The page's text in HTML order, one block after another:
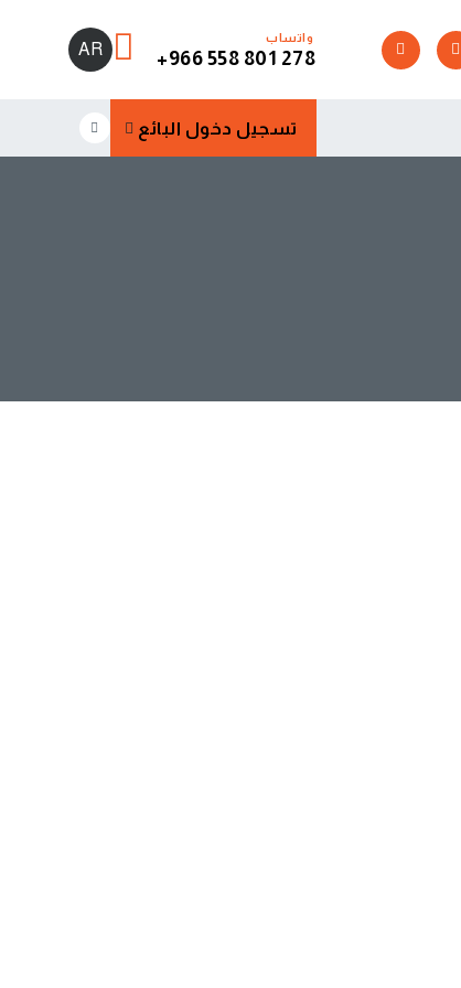
واتساب
+966 558 801 278
AR
تسجيل دخول البائع